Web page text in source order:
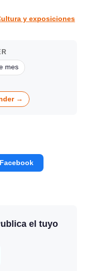
y exposiciones
mes
→
Facebook
el tuyo